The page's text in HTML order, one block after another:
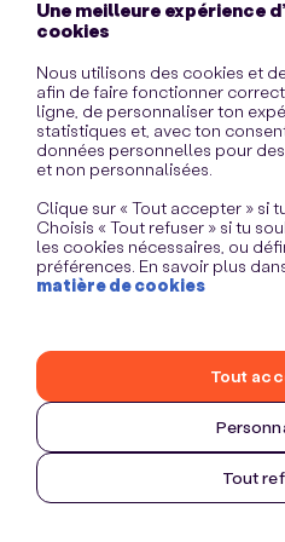
Une meilleure expérience
cookies
Nous utilisons des cookies et
afin de faire fonctionner
ligne, de personnaliser ton
statistiques et, avec ton
données personnelles pour
et non personnalisées.
Clique sur « Tout accepter » si
Choisis « Tout refuser » si tu
les cookies nécessaires, ou
préférences. En savoir plus
matière de cookies
Tout
Tout